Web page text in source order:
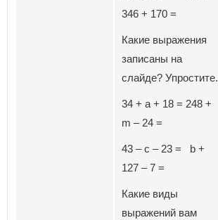
346 + 170 =
Какие выражения
записаны на
слайде? Упростите.
34 + a + 18 = 248 +
m – 24 =
43 – c – 23 = b +
127 – 7 =
Какие виды
выражений вам